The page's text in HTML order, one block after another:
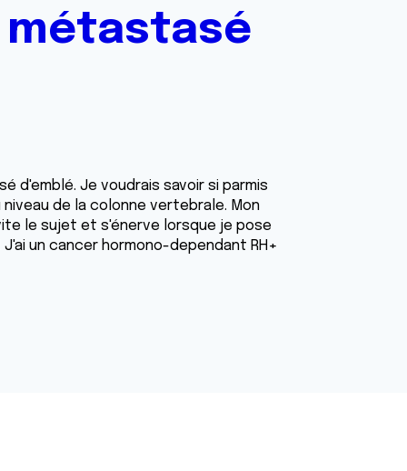
d'emblé. Je voudrais savoir si parmis
de la colonne vertebrale. Mon
le sujet et s'énerve lorsque je pose
un cancer hormono-dependant RH+